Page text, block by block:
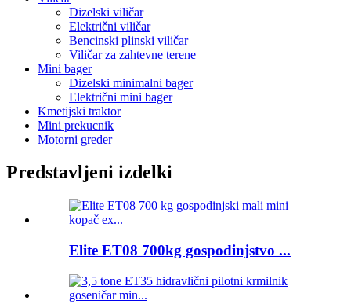
Dizelski viličar
Električni viličar
Bencinski plinski viličar
Viličar za zahtevne terene
Mini bager
Dizelski minimalni bager
Električni mini bager
Kmetijski traktor
Mini prekucnik
Motorni greder
Predstavljeni izdelki
Elite ET08 700kg gospodinjstvo ...